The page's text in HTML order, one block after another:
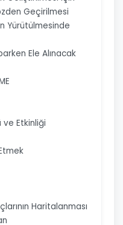
Geçirilmesi
Yürütülmesinde
Ele Alınacak
ve Etkinliği
Haritalanması